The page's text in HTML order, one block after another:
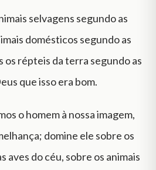
selvagens segundo as
domésticos segundo as
os répteis da terra segundo as
que isso era bom.
o homem à nossa imagem,
domine ele sobre os
aves do céu, sobre os animais